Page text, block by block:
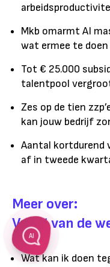
Mkb omarmt AI
wat ermee te doen
Tot € 25.000
talentpool
Zes op de tien
kan jouw bedrijf
Aantal kortdurend
af in tweede
Meer over:
Vraag van de
Wat kan ik doen
AI